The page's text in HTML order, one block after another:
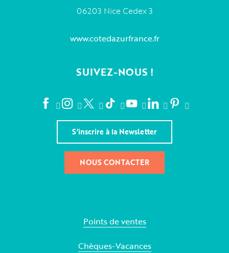
06203 Nice Cedex 3
www.cotedazurfrance.fr
SUIVEZ-NOUS !
S'inscrire à la Newsletter
NOUS CONTACTER
Points de ventes
Chèques-Vacances